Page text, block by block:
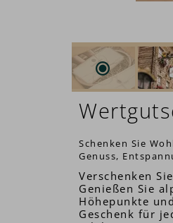
Schenken Sie
Genuss,
Verschenken
Genießen Sie
Höhepunkte
Geschenk für